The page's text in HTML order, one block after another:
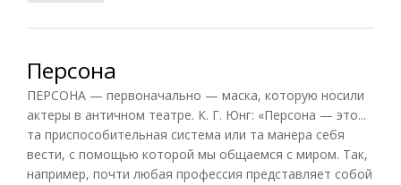
Персона
ПЕРСОНА — первоначально — маска, которую носили
актеры в античном театре. К. Г. Юнг: «Персона — это...
та приспособительная система или та манера себя
вести, с помощью которой мы общаемся с миром. Так,
например, почти любая профессия представляет собой